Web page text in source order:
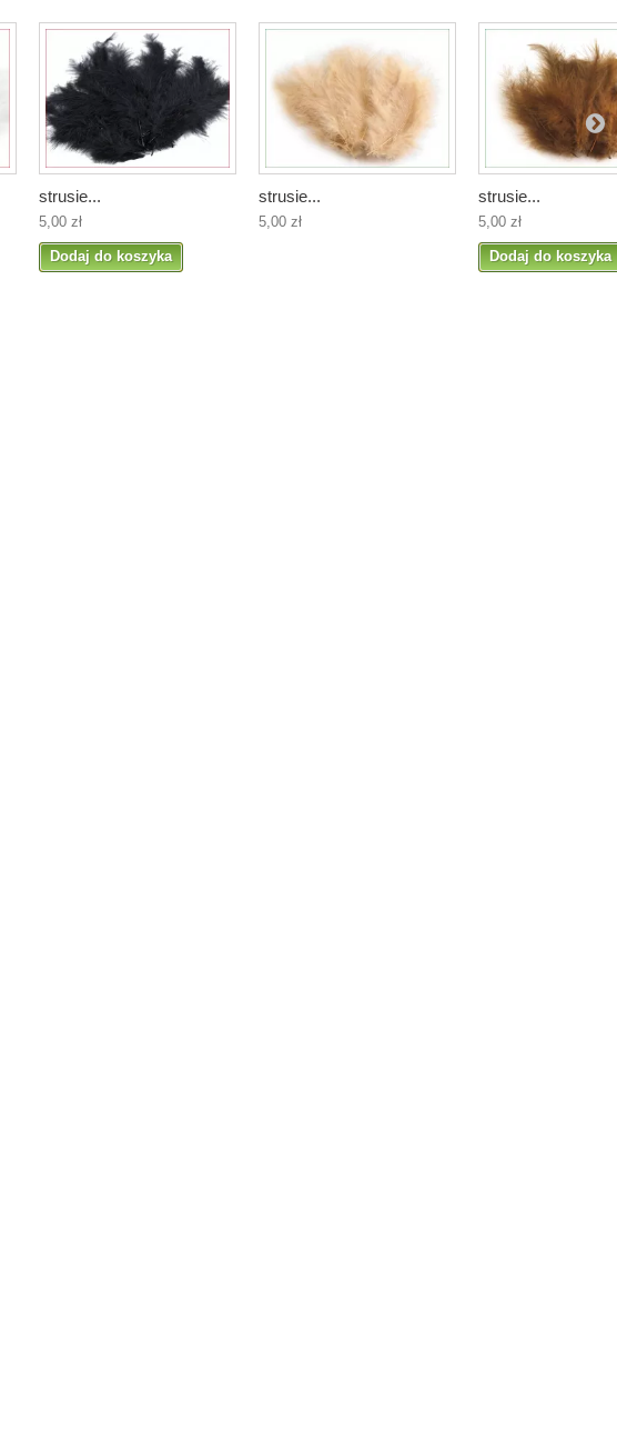
strusie...
5,00 zł
Dodaj do koszyka
strusie...
5,00 zł
strusie...
5,00 zł
Dodaj do koszyka